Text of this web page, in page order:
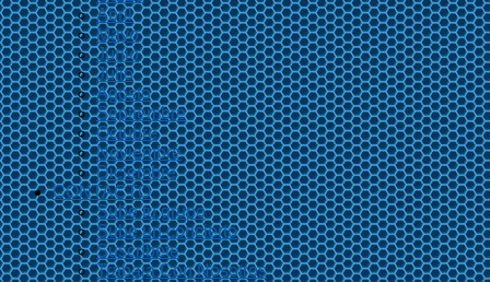
Abril
Mayo
Junio
Julio
Agosto
Septiembre
Octubre
Noviembre
Diciembre
CONTACTO
Sube tu grupo
Sube un concierto
Suscríbete
Trabaja Con Nosotros